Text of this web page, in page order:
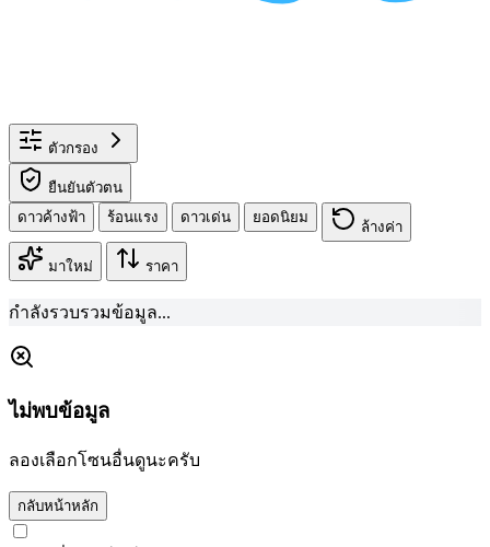
ตัวกรอง
ยืนยันตัวตน
ดาวค้างฟ้า
ร้อนแรง ดาวเด่น ยอดนิยม
ล้างค่า
มาใหม่ ราคา
กำลังรวบรวมข้อมูล...
ไม่พบข้อมูล
ลองเลือกโซนอื่นดูนะครับ
กลับหน้าหลัก